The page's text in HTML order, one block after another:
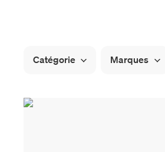
Catégorie Marques